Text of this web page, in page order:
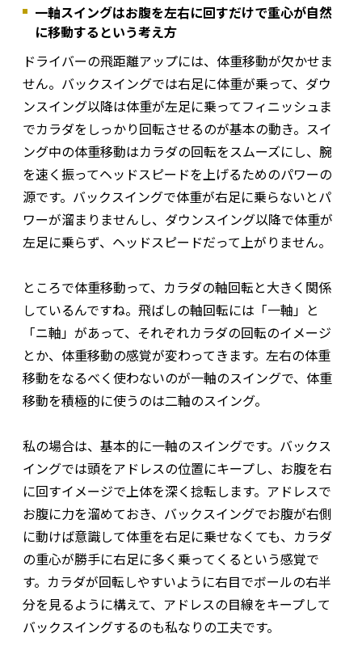
一軸スイングはお腹を左右に回すだけで重心が自然
に移動するという考え方
ドライバーの飛距離アップには、体重移動が欠かせま
せん。バックスイングでは右足に体重が乗って、ダウ
ンスイング以降は体重が左足に乗ってフィニッシュま
でカラダをしっかり回転させるのが基本の動き。スイ
ング中の体重移動はカラダの回転をスムーズにし、腕
を速く振ってヘッドスピードを上げるためのパワーの
源です。バックスイングで体重が右足に乗らないとパ
ワーが溜まりませんし、ダウンスイング以降で体重が
左足に乗らず、ヘッドスピードだって上がりません。
ところで体重移動って、カラダの軸回転と大きく関係
しているんですね。飛ばしの軸回転には「一軸」と
「ニ軸」があって、それぞれカラダの回転のイメージ
とか、体重移動の感覚が変わってきます。左右の体重
移動をなるべく使わないのが一軸のスイングで、体重
移動を積極的に使うのは二軸のスイング。
私の場合は、基本的に一軸のスイングです。バックス
イングでは頭をアドレスの位置にキープし、お腹を右
に回すイメージで上体を深く捻転します。アドレスで
お腹に力を溜めておき、バックスイングでお腹が右側
に動けば意識して体重を右足に乗せなくても、カラダ
の重心が勝手に右足に多く乗ってくるという感覚で
す。カラダが回転しやすいように右目でボールの右半
分を見るように構えて、アドレスの目線をキープして
バックスイングするのも私なりの工夫です。